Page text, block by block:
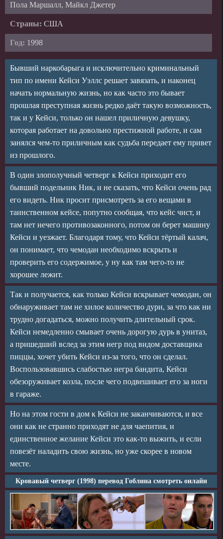
Пола Маршалл, Майкл Джетер
Страны: США
Год: 1998
Бывший наркобарыга и исключительно криминальный
тип по имени Кейси Уэллс решает завязать, и наконец
начать нормальную жизнь, но как часто это бывает
прошлая преступная жизнь редко даёт такую возможность,
так и у Кейси, только он нашел приличную девушку,
которая работает на довольно престижной работе, и сам
занялся чем-то приличным как судьба передает ему привет
из прошлого.
В один злополучный четверг к Кейси приходит его
бывший подельник Ник, и не сказать, что Кейси очень рад
его видеть. Ник просит присмотреть за его вещами в
таинственном кейсе, попутно сообщая, что кейс чист, и
там нет нечего противозаконного, потом он берет машину
Кейси и уезжает. Благодаря тому, что Кейси тёртый калач,
он понимает, что чемодан необходимо вскрыть и
проверить его содержимое, у ну как там чего-то не
хорошее лежит.
Так и получается, как только Кейси вскрывает чемодан, он
обнаруживает там не хилое количество дури, за что как ни
трудно догадаться, можно получить длительный срок.
Кейси немедленно смывает очень дорогую дурь в унитаз,
а пришедший вслед за этим негр под видом доставщика
пиццы, хочет убить Кейси из-за того, что он сделал.
Воспользовавшись слабостью негра бандита, Кейси
обезоруживает козла, после чего подвешивает его за ноги
в гараже.
Но на этом гости в дом к Кейси не заканчиваются, и все
они как не странно приходят не для чаепития, и
единственное желание Кейси это как-то выжить, и если
повезёт наладить свою жизнь, но уже скорее в новом
месте.
Кровавый четверг (1998) перевод Гоблина смотреть онлайн